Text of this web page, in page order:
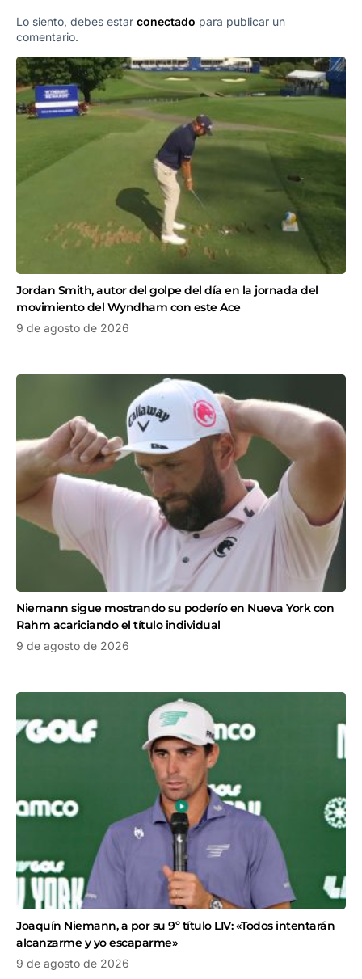
Lo siento, debes estar conectado para publicar un
comentario.
Jordan Smith, autor del golpe del día en la jornada del
movimiento del Wyndham con este Ace
9 de agosto de 2026
Niemann sigue mostrando su poderío en Nueva York con
Rahm acariciando el título individual
9 de agosto de 2026
Joaquín Niemann, a por su 9º título LIV: «Todos intentarán
alcanzarme y yo escaparme»
9 de agosto de 2026